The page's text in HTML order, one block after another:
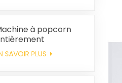
à popcorn
pour la
machine à
SAVOIR PLUS